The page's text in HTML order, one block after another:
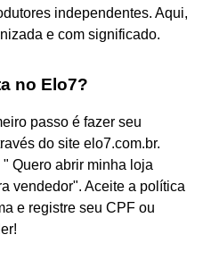
independentes. Aqui,
e com significado.
no Elo7?
passo é fazer seu
do site elo7.com.br.
Quero abrir minha loja
vendedor". Aceite a política
e registre seu CPF ou